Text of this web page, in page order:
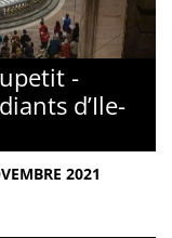
-
d’Ile-
2021